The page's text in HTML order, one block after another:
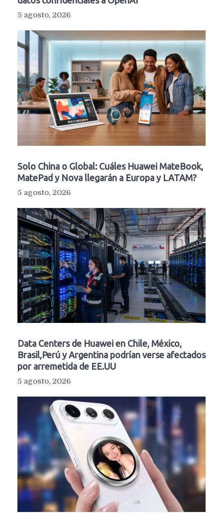
5 agosto, 2026
Solo China o Global: Cuáles Huawei MateBook,
MatePad y Nova llegarán a Europa y LATAM?
5 agosto, 2026
Data Centers de Huawei en Chile, México,
Brasil,Perú y Argentina podrían verse afectados
por arremetida de EE.UU
5 agosto, 2026